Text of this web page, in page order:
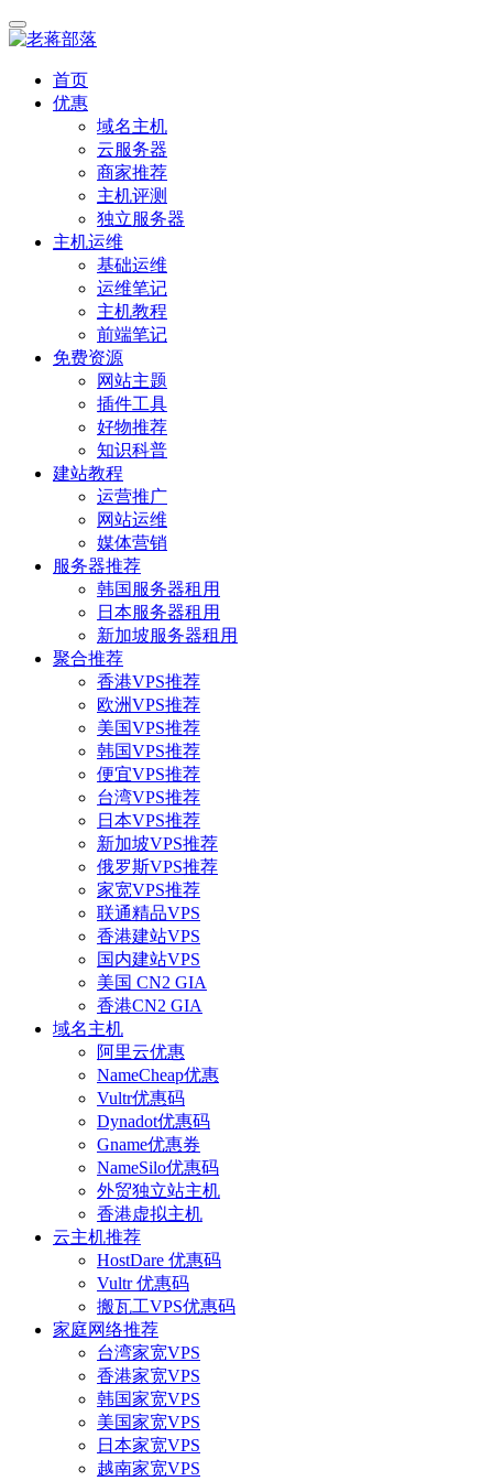
首页
优惠
域名主机
云服务器
商家推荐
主机评测
独立服务器
主机运维
基础运维
运维笔记
主机教程
前端笔记
免费资源
网站主题
插件工具
好物推荐
知识科普
建站教程
运营推广
网站运维
媒体营销
服务器推荐
韩国服务器租用
日本服务器租用
新加坡服务器租用
聚合推荐
香港VPS推荐
欧洲VPS推荐
美国VPS推荐
韩国VPS推荐
便宜VPS推荐
台湾VPS推荐
日本VPS推荐
新加坡VPS推荐
俄罗斯VPS推荐
家宽VPS推荐
联通精品VPS
香港建站VPS
国内建站VPS
美国 CN2 GIA
香港CN2 GIA
域名主机
阿里云优惠
NameCheap优惠
Vultr优惠码
Dynadot优惠码
Gname优惠券
NameSilo优惠码
外贸独立站主机
香港虚拟主机
云主机推荐
HostDare 优惠码
Vultr 优惠码
搬瓦工VPS优惠码
家庭网络推荐
台湾家宽VPS
香港家宽VPS
韩国家宽VPS
美国家宽VPS
日本家宽VPS
越南家宽VPS